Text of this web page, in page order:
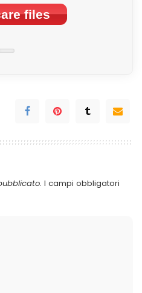
files
I campi obbligatori